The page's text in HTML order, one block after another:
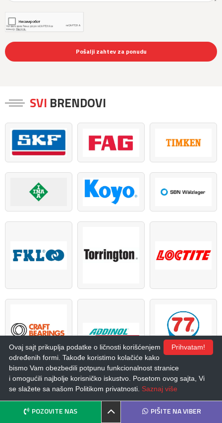
Pošalji zahtev za ponudu
SVI BRENDOVI
POZOVITE NAS PIŠITE NA VIBER
Prihvatam!
Ovaj sajt prikuplja podatke o ličnosti korišćenjem
određenih formi. Takođe koristimo kolačiće kako
bismo Vam obezbedili potpunu funkcionalnost stranice
i omogućili najbolje korisničko iskustvo. Posetom ovog sajta, Vi
se slažete sa našom Politikom privatnosti. Saznaj više